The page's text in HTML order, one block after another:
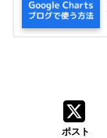
ポスト